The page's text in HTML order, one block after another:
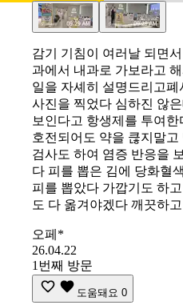
감기 기침이 여러날 되면
과에서 내과로 가보라고
일을 자셰히 설명드리고폐
사진을 찍었다 심하진 않
보인다고 항생제를 투여
호전되어도 약을 큲지말고
검사도 하여 염증 반응을
다 피를 뽑은 김에 당화혈
피를 뽑았다 가깝기도 하
도 다 옮겨야겠다 깨끗하
오페*
26.04.22
1번째 방문
도움돼요 0